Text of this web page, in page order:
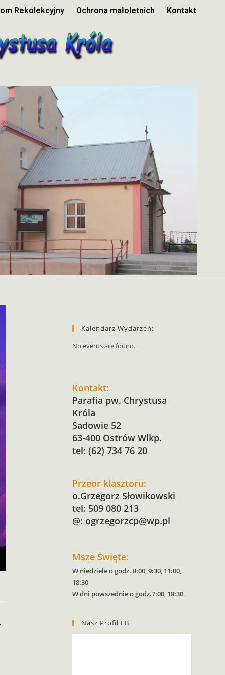
Rekolekcyjny Ochrona małoletnich Kontakt
Kalendarz Wydarzeń:
No events are found.
Kontakt:
Parafia pw. Chrystusa
Króla
Sadowie 52
63-400 Ostrów Wlkp.
tel: (62) 734 76 20
Przeor klasztoru:
o.Grzegorz Słowikowski
tel: 509 080 213
@: ogrzegorzcp@wp.pl
Msze Święte:
W niedziele o godz. 8:00, 9:30, 11:00,
18:30
W dni powszednie o godz.7:00, 18:30
Nasz Profil FB